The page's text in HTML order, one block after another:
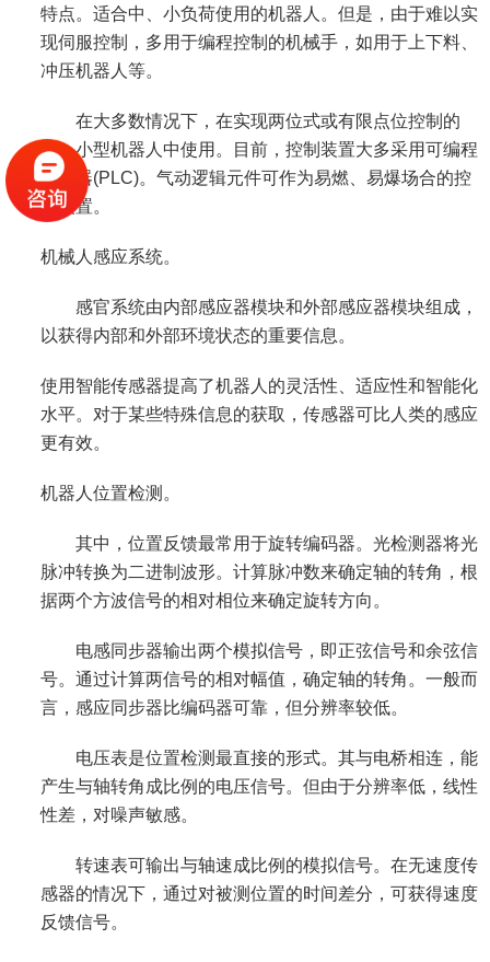
特点。适合中、小负荷使用的机器人。但是，由于难以实
现伺服控制，多用于编程控制的机械手，如用于上下料、
冲压机器人等。
在大多数情况下，在实现两位式或有限点位控制的
中、小型机器人中使用。目前，控制装置大多采用可编程
控制器(PLC)。气动逻辑元件可作为易燃、易爆场合的控
制装置。
机械人感应系统。
感官系统由内部感应器模块和外部感应器模块组成，
以获得内部和外部环境状态的重要信息。
使用智能传感器提高了机器人的灵活性、适应性和智能化
水平。对于某些特殊信息的获取，传感器可比人类的感应
更有效。
机器人位置检测。
其中，位置反馈最常用于旋转编码器。光检测器将光
脉冲转换为二进制波形。计算脉冲数来确定轴的转角，根
据两个方波信号的相对相位来确定旋转方向。
电感同步器输出两个模拟信号，即正弦信号和余弦信
号。通过计算两信号的相对幅值，确定轴的转角。一般而
言，感应同步器比编码器可靠，但分辨率较低。
电压表是位置检测最直接的形式。其与电桥相连，能
产生与轴转角成比例的电压信号。但由于分辨率低，线性
性差，对噪声敏感。
转速表可输出与轴速成比例的模拟信号。在无速度传
感器的情况下，通过对被测位置的时间差分，可获得速度
反馈信号。